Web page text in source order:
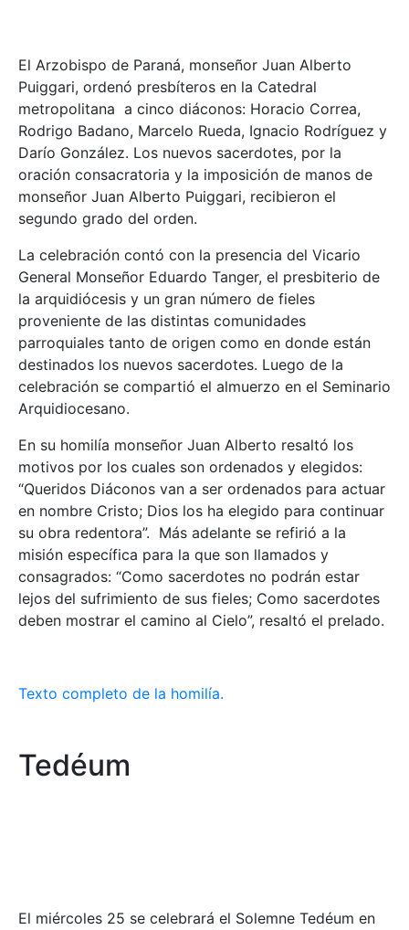
El Arzobispo de Paraná, monseñor Juan Alberto
Puiggari, ordenó presbíteros en la Catedral
metropolitana a cinco diáconos: Horacio Correa,
Rodrigo Badano, Marcelo Rueda, Ignacio Rodríguez y
Darío González. Los nuevos sacerdotes, por la
oración consacratoria y la imposición de manos de
monseñor Juan Alberto Puiggari, recibieron el
segundo grado del orden.
La celebración contó con la presencia del Vicario
General Monseñor Eduardo Tanger, el presbiterio de
la arquidiócesis y un gran número de fieles
proveniente de las distintas comunidades
parroquiales tanto de origen como en donde están
destinados los nuevos sacerdotes. Luego de la
celebración se compartió el almuerzo en el Seminario
Arquidiocesano.
En su homilía monseñor Juan Alberto resaltó los
motivos por los cuales son ordenados y elegidos:
“Queridos Diáconos van a ser ordenados para actuar
en nombre Cristo; Dios los ha elegido para continuar
su obra redentora”. Más adelante se refirió a la
misión específica para la que son llamados y
consagrados: “Como sacerdotes no podrán estar
lejos del sufrimiento de sus fieles; Como sacerdotes
deben mostrar el camino al Cielo”, resaltó el prelado.
Texto completo de la homilía.
Tedéum
El miércoles 25 se celebrará el Solemne Tedéum en